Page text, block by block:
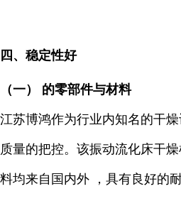
四、稳定性好
（一） 的零部件与材料
江苏博鸿作为行业内知名的干
质量的把控。该振动流化床干
料均来自国内外 ，具有良好的